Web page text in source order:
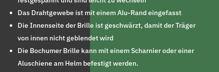
Das Drahtgewebe ist mit einem Alu-Rand eingefasst
Die Innenseite der Brille ist geschwärzt, damit der Träger
von innen nicht geblendet wird
Die Bochumer Brille kann mit einem Scharnier oder einer
Aluschiene am Helm befestigt werden.